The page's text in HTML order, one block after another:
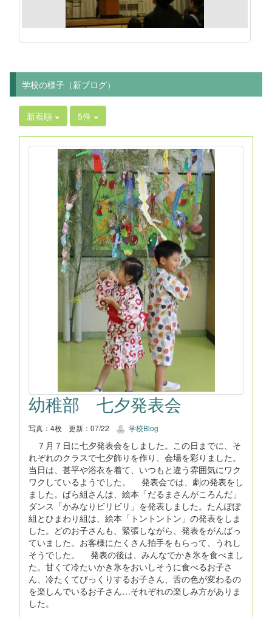
学校の様子（新ブログ）
新着順 5件
幼稚部 七夕発表会
写真：4枚 更新：07/22 学校Blog
７月７日に七夕発表会をしました。この日までに、そ
れぞれのクラスで七夕飾りを作り、会場を彩りました。
当日は、甚平や浴衣を着て、いつもと違う雰囲気にワク
ワクしているようでした。 発表会では、劇の発表をし
ました。ばら組さんは、絵本「だるまさんがころんだ」
ダンス「かみなりビリビリ」を発表しました。たんぽぽ
組とひまわり組は、絵本「トントントン」の発表をしま
した。どのお子さんも、緊張しながら、発表をがんばっ
ていました。お客様にたくさん拍手をもらって、うれし
そうでした。 発表の後は、みんなでかき氷を食べまし
た。甘くて冷たいかき氷をおいしそうに食べるお子さ
ん、冷たくてびっくりするお子さん、舌の色が変わるの
を楽しんでいるお子さん…それぞれの楽しみ方がありま
した。